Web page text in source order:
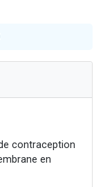
Sauvez la jambe de Yohan
Torah-Box Music
29 personnes viennent de demander une bénédiction
contraception
en